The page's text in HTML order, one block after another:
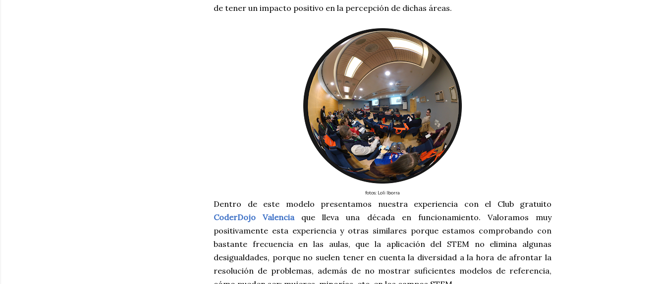
de tener un impacto positivo en la percepción de dichas áreas.
fotos: Loli Iborra
Dentro de este modelo presentamos nuestra experiencia con el Club gratuito
CoderDojo Valenciaque lleva una década en funcionamiento. Valoramos muy
positivamente esta experiencia y otras similares porque estamos comprobando con
bastante frecuencia en las aulas, que la aplicación del STEM no elimina algunas
desigualdades, porque no suelen tener en cuenta la diversidad a la hora de afrontar la
resolución de problemas, además de no mostrar suficientes modelos de referencia,